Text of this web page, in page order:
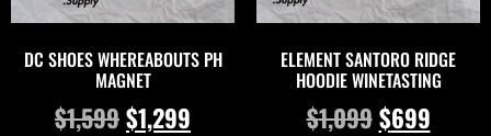
DC SHOES WHEREABOUTS PH
MAGNET
$1,599$1,299
ELEMENT SANTORO RIDGE
HOODIE WINETASTING
$1,099 $699